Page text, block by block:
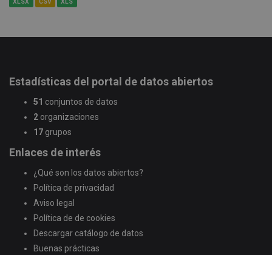
XLSX CSV XLS
Estadísticas del portal de datos abiertos
51 conjuntos de datos
2 organizaciones
17 grupos
Enlaces de interés
¿Qué son los datos abiertos?
Política de privacidad
Aviso legal
Política de de cookies
Descargar catálogo de datos
Buenas prácticas